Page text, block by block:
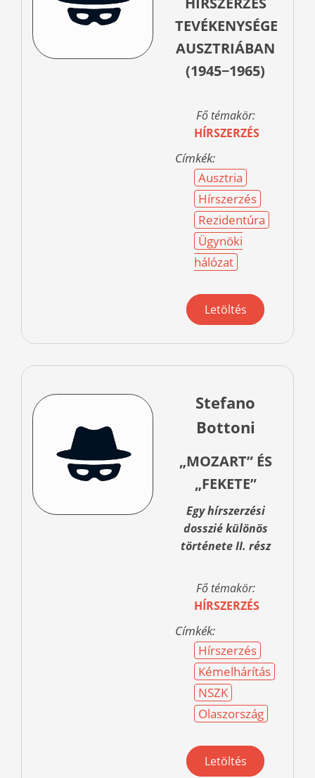
TEVÉKENYSÉGE
AUSZTRIÁBAN
(1945−1965)
Fő témakör:
HÍRSZERZÉS
Címkék:
Ausztria
Hírszerzés
Rezidentúra
Ügynöki
hálózat
Letöltés
Stefano
Bottoni
„MOZART” ÉS
„FEKETE”
Egy hírszerzési
dosszié különös
története II. rész
Fő témakör:
HÍRSZERZÉS
Címkék:
Hírszerzés
Kémelhárítás
NSZK
Olaszország
Letöltés